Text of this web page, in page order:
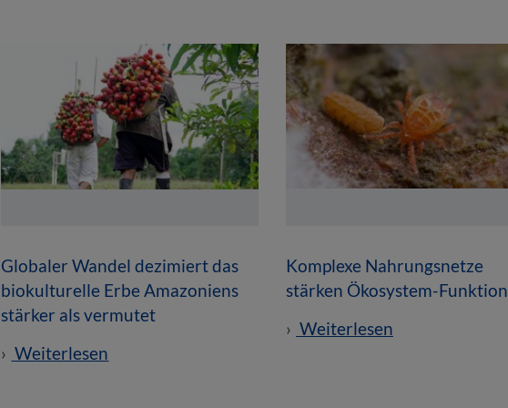
Globaler Wandel dezimiert das
biokulturelle Erbe Amazoniens
stärker als vermutet
Weiterlesen
Komplexe Nahrungsnetze
stärken Ökosystem-
Weiterlesen